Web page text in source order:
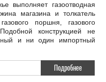
выполняет газоотводная
магазина и толкатель
поршня, газового
конструкцией не
и ни один импортный
Подробнее